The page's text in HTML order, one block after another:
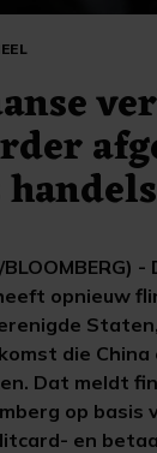
opnieuw
die China
Dat meldt
op basis
en